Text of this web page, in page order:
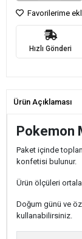
Favorilerime
Hızlı Gönderi
Ürün Açıklaması
Pokemon
Paket içinde
konfetisi bulunur.
Ürün ölçüleri
Doğum günü ve
kullanabilirsiniz.